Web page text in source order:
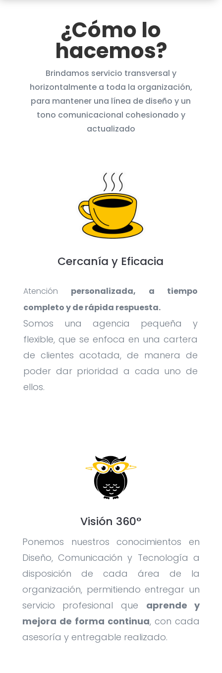
¿Cómo lo
hacemos?
Brindamos servicio transversal y
horizontalmente a toda la organización,
para mantener una línea de diseño y un
tono comunicacional cohesionado y
actualizado
Cercanía y Eficacia
Atención personalizada, a tiempo
completo y de rápida respuesta.
Somos una agencia pequeña y
flexible, que se enfoca en una cartera
de clientes acotada, de manera de
poder dar prioridad a cada uno de
ellos.
Visión 360°
Ponemos nuestros conocimientos en
Diseño, Comunicación y Tecnología a
disposición de cada área de la
organización, permitiendo entregar un
servicio profesional que aprende y
mejora de forma continua, con cada
asesoría y entregable realizado.